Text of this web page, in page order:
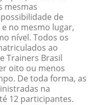
mesmas
de
no mesmo lugar,
nível. Todos os
ao
Trainers Brasil
oito ou menos
De toda forma, as
na
12 participantes.